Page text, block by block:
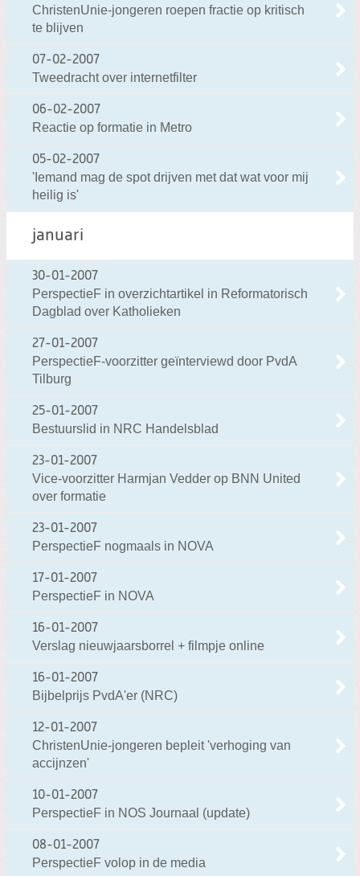
ChristenUnie-jongeren roepen fractie op kritisch
te blijven
07-02-2007
Tweedracht over internetfilter
06-02-2007
Reactie op formatie in Metro
05-02-2007
'Iemand mag de spot drijven met dat wat voor mij
heilig is'
januari
30-01-2007
PerspectieF in overzichtartikel in Reformatorisch
Dagblad over Katholieken
27-01-2007
PerspectieF-voorzitter geïnterviewd door PvdA
Tilburg
25-01-2007
Bestuurslid in NRC Handelsblad
23-01-2007
Vice-voorzitter Harmjan Vedder op BNN United
over formatie
23-01-2007
PerspectieF nogmaals in NOVA
17-01-2007
PerspectieF in NOVA
16-01-2007
Verslag nieuwjaarsborrel + filmpje online
16-01-2007
Bijbelprijs PvdA'er (NRC)
12-01-2007
ChristenUnie-jongeren bepleit 'verhoging van
accijnzen'
10-01-2007
PerspectieF in NOS Journaal (update)
08-01-2007
PerspectieF volop in de media